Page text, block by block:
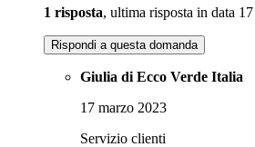
1 risposta, ultima risposta in data
Rispondi a questa domanda
Giulia di Ecco Verde Italia
17 marzo 2023
Servizio clienti